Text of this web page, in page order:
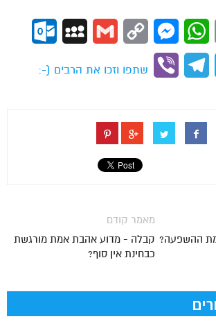
Email
WhatsApp
Messenger
Copy
Gmail
MySpace
Skype
Telegram
Viber
שתפו וזכו את הרבים (-:
מאמר קודם
קבלה - מדוע אהבת אמת מורגשת
כבחינת אין סוף?
ההשפעה?